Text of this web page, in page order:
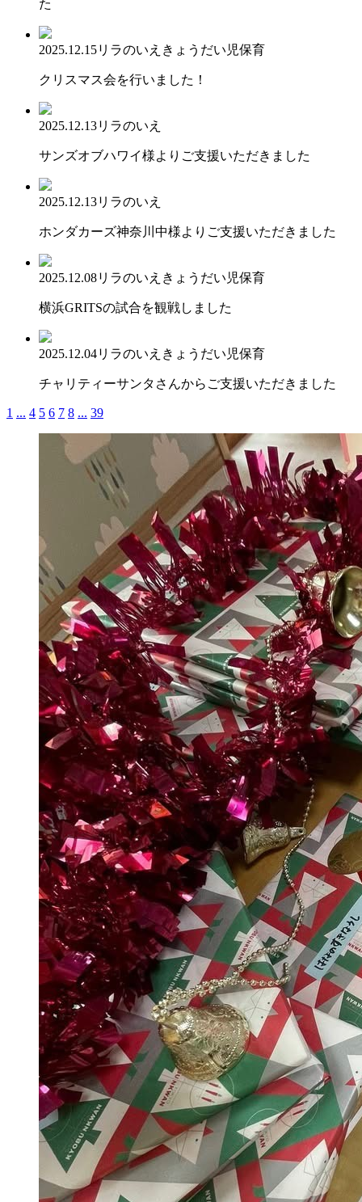
た
2025.12.15リラのいえ きょうだい児保育
クリスマス会を行いました！
2025.12.13リラのいえ
サンズオブハワイ様よりご支援いただきました
2025.12.13リラのいえ
ホンダカーズ神奈川中様よりご支援いただきました
2025.12.08リラのいえ きょうだい児保育
横浜GRITSの試合を観戦しました
2025.12.04リラのいえ きょうだい児保育
チャリティーサンタさんからご支援いただきました
1 ... 4 5 6 7 8 ... 39